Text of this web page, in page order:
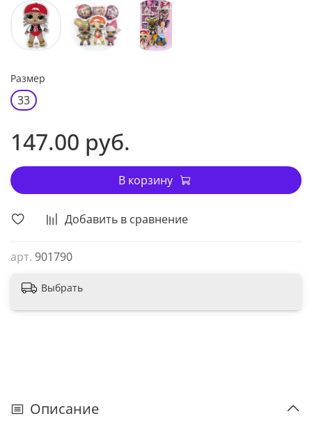
Добавить в сравнение
арт. 901790
Размер
33
147.00 руб.
В корзину
Выбрать
Описание